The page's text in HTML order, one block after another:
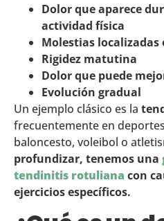
Dolor que aparece
actividad física
Molestias localizadas
Rigidez matutina
Dolor que puede
Evolución gradual
Un ejemplo clásico es la
frecuentemente en
baloncesto, voleibol o
profundizar, tenemos una
tendinitis rotuliana con
ejercicios específicos.